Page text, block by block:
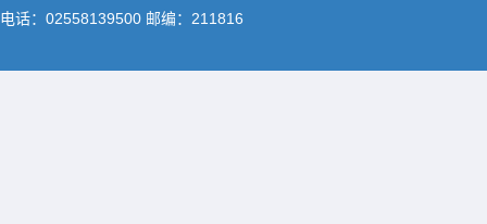
电话：02558139500 邮编：211816